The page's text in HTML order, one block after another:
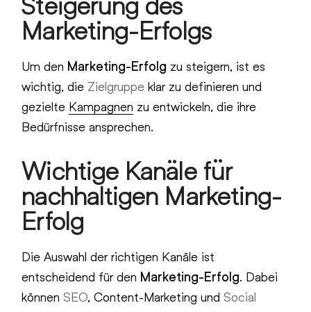
Marketing-Erfolgs
Um den Marketing-Erfolg zu steigern, ist es
wichtig, die Zielgruppe klar zu definieren und
gezielte Kampagnen zu entwickeln, die ihre
Bedürfnisse ansprechen.
Wichtige Kanäle für
nachhaltigen Marketing-
Erfolg
Die Auswahl der richtigen Kanäle ist
entscheidend für den Marketing-Erfolg. Dabei
könnenSEO, Content-Marketing undSocial